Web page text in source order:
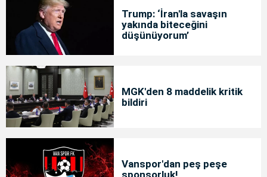
Trump: ‘İran'la savaşın
yakında biteceğini
düşünüyorum’
MGK'den 8 maddelik kritik
bildiri
Vanspor'dan peş peşe